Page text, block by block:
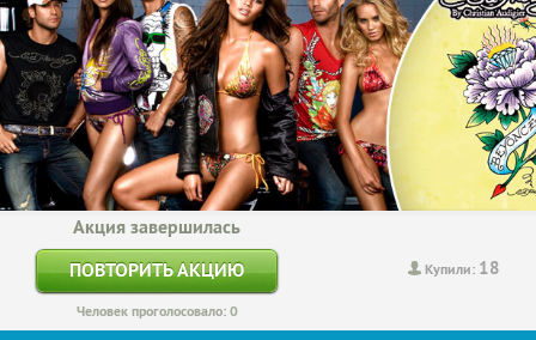
Купили: 18
Акция завершилась
ПОВТОРИТЬ АКЦИЮ
Человек проголосовало: 0